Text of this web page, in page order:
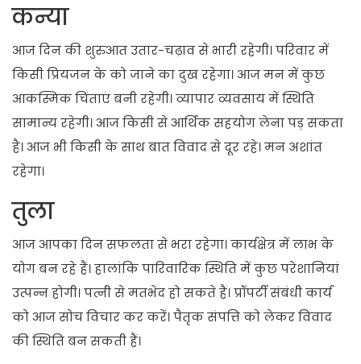
कन्या
आज दिन की शुरुआत उतार-चढ़ाव से भारी रहेगी। परिवार में
किसी प्रियजन के को जाने का दुख रहेगा। आज मन में कुछ
आकस्मिक चिंताएं बनी रहेगी। व्यापार व्यवसाय में स्थिति
सामान्य रहेगी। आज किसी से आर्थिक सहयोग लेना पड़ सकता
है। आज भी किसी के साथ बात विवाद से दूर रहे। मन अशांत
रहेगा।
तुला
आज आपका दिन सफलता से भरा रहेगा। कार्यक्षेत्र में लाभ के
योग बन रहे हैं। हालांकि पारिवारिक स्थिति में कुछ परेशानियां
उत्पन्न होगी। पत्नी से मतभेद हो सकते हैं। प्रॉपर्टी संबंधी कार्य
को आज सोच विचार कर करें। पैतृक संपत्ति को लेकर विवाद
की स्थिति बन सकती हैं।